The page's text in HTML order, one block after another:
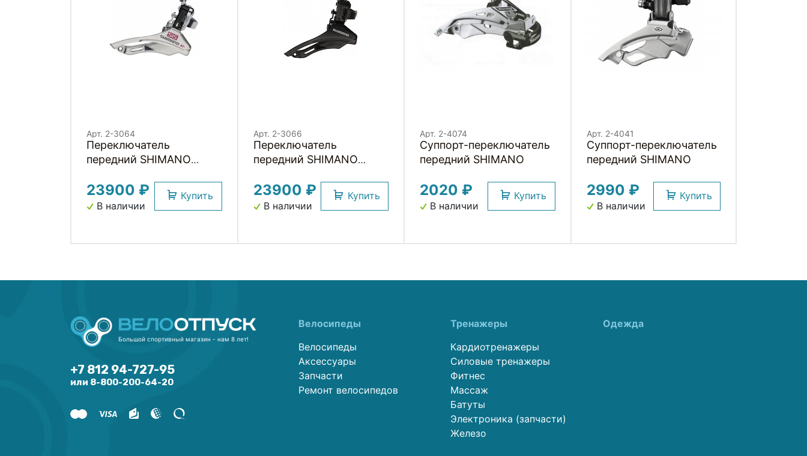
Арт. 2-3064
Переключатель
передний SHIMANO
23900 ₽
В наличии
Купить
Арт. 2-3066
Переключатель
передний SHIMANO
23900 ₽
В наличии
Купить
Арт. 2-4074
Суппорт-переключатель
передний SHIMANO
2020 ₽
В наличии
Купить
Арт. 2-4041
Суппорт-переключатель
передний SHIMANO
2990 ₽
В наличии
Купить
Большой спортивный магазин - нам 8 лет!
+7 812 94-727-95
или 8-800-200-64-20
Велосипеды
Велосипеды
Аксессуары
Запчасти
Ремонт велосипедов
Тренажеры
Кардиотренажеры
Силовые тренажеры
Фитнес
Массаж
Батуты
Электроника (запчасти)
Железо
Одежда